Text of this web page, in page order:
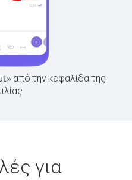
από την κεφαλίδα της
για